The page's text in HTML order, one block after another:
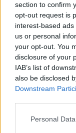
section to confirm
opt-out request is
interest-based
us or personal
your opt-out. You
disclosure of your
IAB’s list of
also be disclosed
Downstream
Personal
ΣΤΗΝ